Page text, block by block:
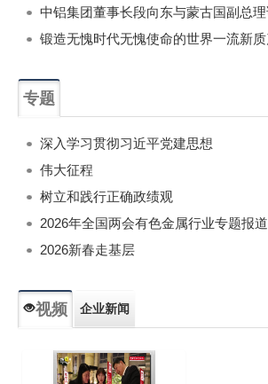
专题
深入学习贯彻习近平党建思想
伟大征程
树立和践行正确政绩观
2026年全国两会有色金属行业专题报道
2026新春走基层
视频 企业新闻